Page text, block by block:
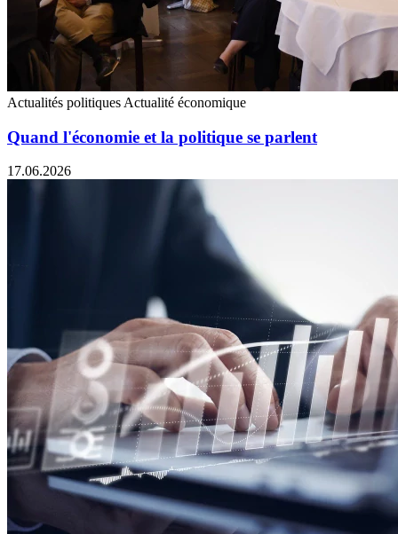
Actualités politiques Actualité économique
Quand l'économie et la politique se parlent
17.06.2026